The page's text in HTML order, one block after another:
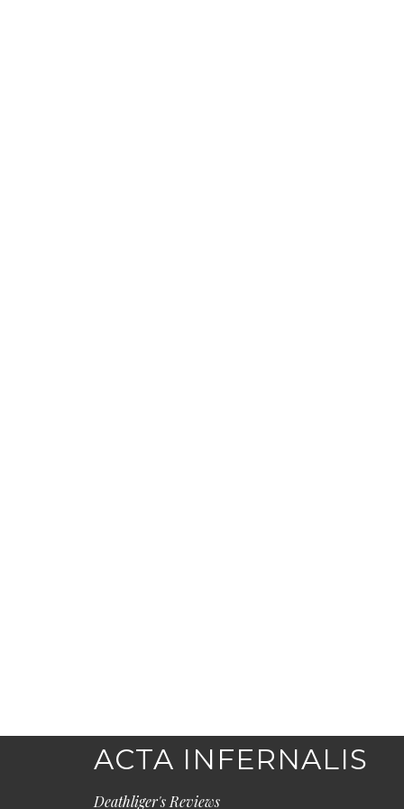
ACTA INFERNALIS
Deathliger's Reviews